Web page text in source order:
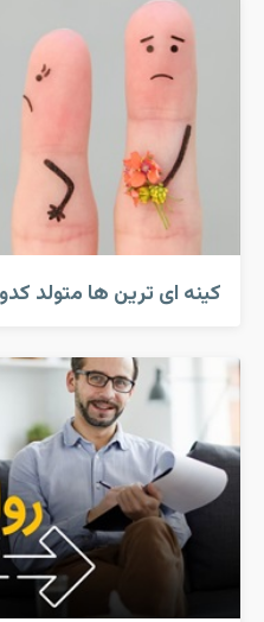
کینه ای ترین ها متولد